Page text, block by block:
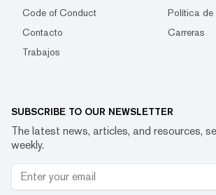
Code of Conduct
Política de
Contacto
Carreras
Trabajos
SUBSCRIBE TO OUR NEWSLETTER
The latest news, articles, and resources,
weekly.